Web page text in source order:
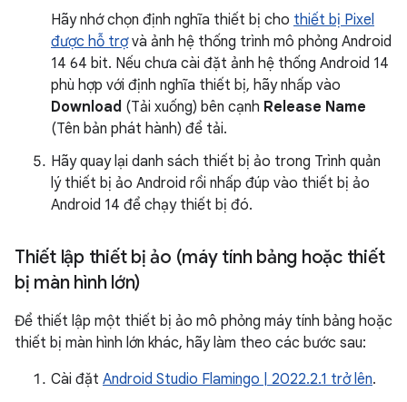
Hãy nhớ chọn định nghĩa thiết bị cho thiết bị Pixel
được hỗ trợvà ảnh hệ thống trình mô phỏng Android
14 64 bit. Nếu chưa cài đặt ảnh hệ thống Android 14
phù hợp với định nghĩa thiết bị, hãy nhấp vào
Download (Tải xuống) bên cạnh Release Name
(Tên bản phát hành) để tải.
Hãy quay lại danh sách thiết bị ảo trong Trình quản
lý thiết bị ảo Android rồi nhấp đúp vào thiết bị ảo
Android 14 để chạy thiết bị đó.
Thiết lập thiết bị ảo (máy tính bảng hoặc thiết
bị màn hình lớn)
Để thiết lập một thiết bị ảo mô phỏng máy tính bảng hoặc
thiết bị màn hình lớn khác, hãy làm theo các bước sau:
Cài đặt Android Studio Flamingo | 2022.2.1 trở lên.